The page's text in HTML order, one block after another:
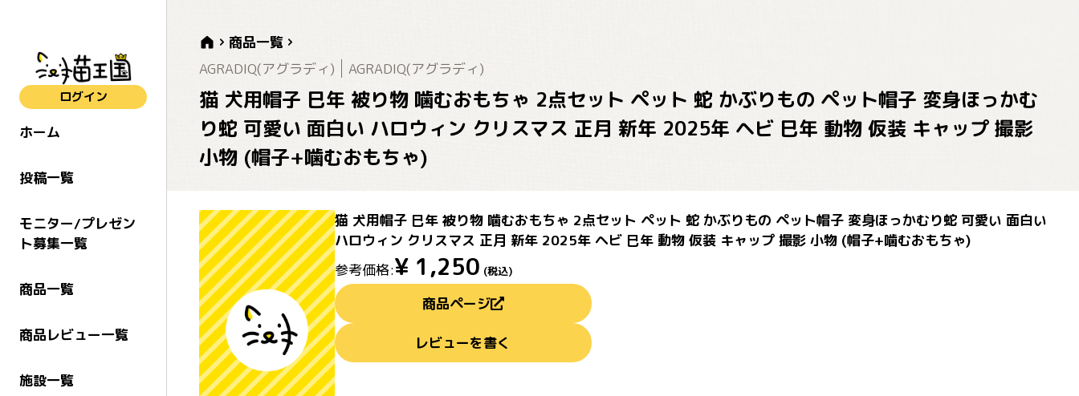
ログイン
ホーム
投稿一覧
モニター/プレゼン
ト募集一覧
商品一覧
商品レビュー一覧
施設一覧
商品一覧
AGRADIQ(アグラディ)
AGRADIQ(アグラディ)
猫 犬用帽子 巳年 被り物 噛むおもちゃ 2点セット ペット 蛇 かぶりもの ペット帽子 変身ほっかむ
り蛇 可愛い 面白い ハロウィン クリスマス 正月 新年 2025年 ヘビ 巳年 動物 仮装 キャップ 撮影
小物 (帽子+噛むおもちゃ)
猫 犬用帽子 巳年 被り物 噛むおもちゃ 2点セット ペット 蛇 かぶりもの ペット帽子 変身ほっかむり蛇 可愛い 面白い
ハロウィン クリスマス 正月 新年 2025年 ヘビ 巳年 動物 仮装 キャップ 撮影 小物 (帽子+噛むおもちゃ)
参考価格:¥ 1,250 (税込)
商品ページ
レビューを書く